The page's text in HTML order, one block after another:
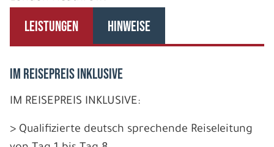
LEISTUNGEN HINWEISE
IM REISEPREIS INKLUSIVE
IM REISEPREIS INKLUSIVE:
> Qualifizierte deutsch sprechende Reiseleitung